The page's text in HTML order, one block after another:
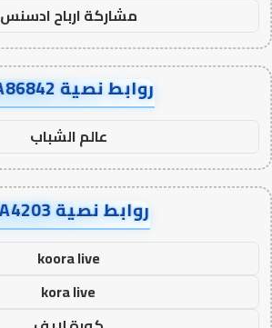
مشاركة ارباح ادسنس
روابط نصية AA86842
عالم الشباب
روابط نصية AA4203
koora live
kora live